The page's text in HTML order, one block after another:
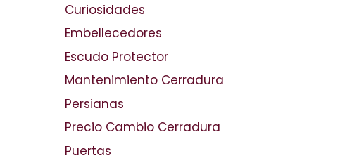
Curiosidades
Embellecedores
Escudo Protector
Mantenimiento Cerradura
Persianas
Precio Cambio Cerradura
Puertas